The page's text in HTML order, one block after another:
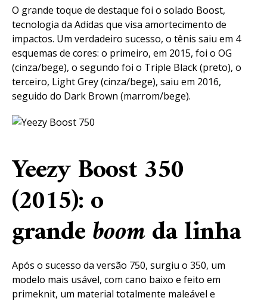
O grande toque de destaque foi o solado Boost,
tecnologia da Adidas que visa amortecimento de
impactos. Um verdadeiro sucesso, o tênis saiu em 4
esquemas de cores: o primeiro, em 2015, foi o OG
(cinza/bege), o segundo foi o Triple Black (preto), o
terceiro, Light Grey (cinza/bege), saiu em 2016,
seguido do Dark Brown (marrom/bege).
Yeezy Boost 350
(2015): o
grandeboomda linha
Após o sucesso da versão 750, surgiu o 350, um
modelo mais usável, com cano baixo e feito em
primeknit, um material totalmente maleável e